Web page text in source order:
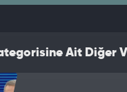
Ait Diğer